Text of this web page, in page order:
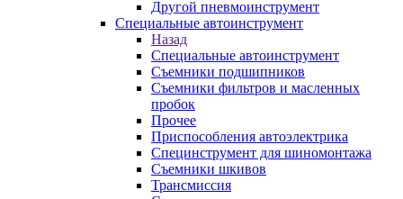
Другой пневмоинструмент
Специальные автоинструмент
Назад
Специальные автоинструмент
Съемники подшипников
Съемники фильтров и масленных
пробок
Прочее
Приспособления автоэлектрика
Специнструмент для шиномонтажа
Съемники шкивов
Трансмиссия